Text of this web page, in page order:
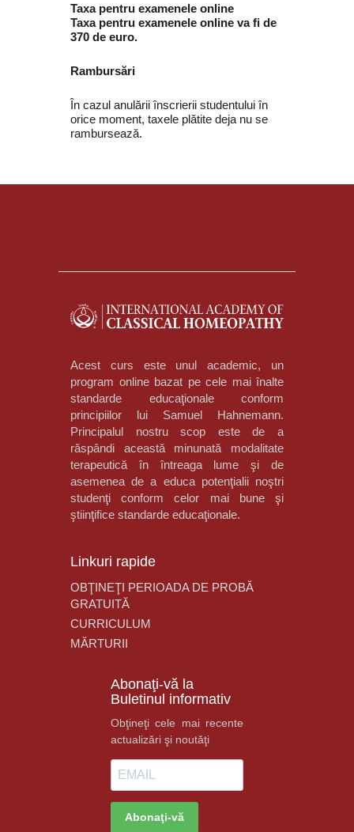
Taxa pentru examenele online
Taxa pentru examenele online va fi de
370 de euro.
Rambursări
În cazul anulării înscrierii studentului în
orice moment, taxele plătite deja nu se
rambursează.
Acest curs este unul academic, un
program online bazat pe cele mai înalte
standarde educaţionale conform
principiilor lui Samuel Hahnemann.
Principalul nostru scop este de a
răspândi această minunată modalitate
terapeutică în întreaga lume şi de
asemenea de a educa potenţialii noştri
studenţi conform celor mai bune şi
ştiinţifice standarde educaţionale.
Linkuri rapide
OBŢINEŢI PERIOADA DE PROBĂ
GRATUITĂ
CURRICULUM
MĂRTURII
Abonaţi-vă la
Buletinul informativ
Obţineţi cele mai recente
actualizări şi noutăţi
Abonaţi-vă